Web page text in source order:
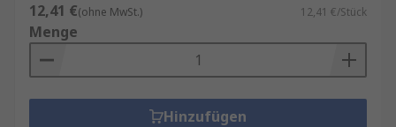
12,41 €(ohne MwSt.) 12,41 €/Stück
Menge
Hinzufügen